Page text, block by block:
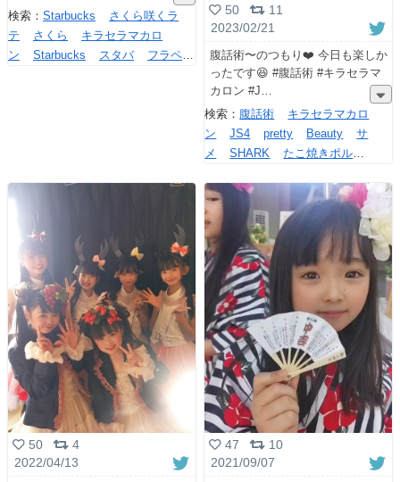
検索： Starbucks
さくら咲くラ
テ
さくら
キラセラマカロ
ン
Starbucks スタバ
フラペチ
50
11
2023/02/21
腹話術〜のつもり❤️ 今日も楽しか
ったです😆 #腹話術 #キラセラマ
カロン #J
検索： 腹話術
キラセラマカロ
ン
JS4 pretty Beauty
サ
メ
SHARK
たこ焼きポル
アイドル
50
4
2022/04/13
47
10
2021/09/07